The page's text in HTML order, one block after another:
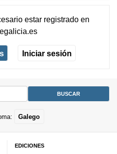
estar registradoen
Iniciar sesión
Galego
EDICIONES